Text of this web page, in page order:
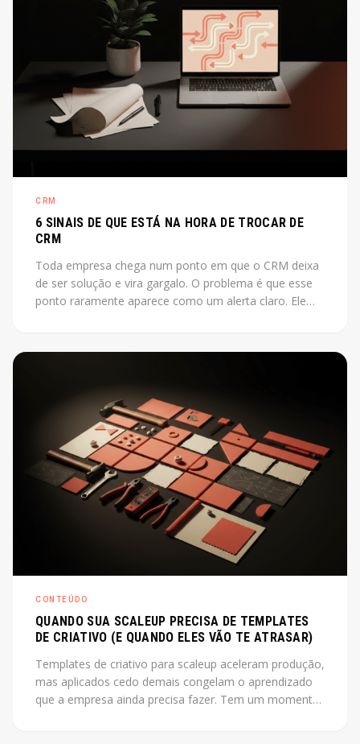
CRM
6 SINAIS DE QUE ESTÁ NA HORA DE TROCAR DE
CRM
Toda empresa chega num ponto em que o CRM deixa
de ser solução e vira gargalo. O problema é que esse
ponto raramente aparece como um alerta claro. Ele
CONTEÚDO
QUANDO SUA SCALEUP PRECISA DE TEMPLATES
DE CRIATIVO (E QUANDO ELES VÃO TE ATRASAR)
Templates de criativo para scaleup aceleram produção,
mas aplicados cedo demais congelam o aprendizado
que a empresa ainda precisa fazer. Tem um momento